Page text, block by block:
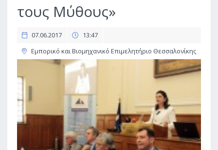
τους Μύθους»
07.06.2017
13:47
Εμπορικό και Βιομηχανικό Επιμελητήριο Θεσσαλονίκης